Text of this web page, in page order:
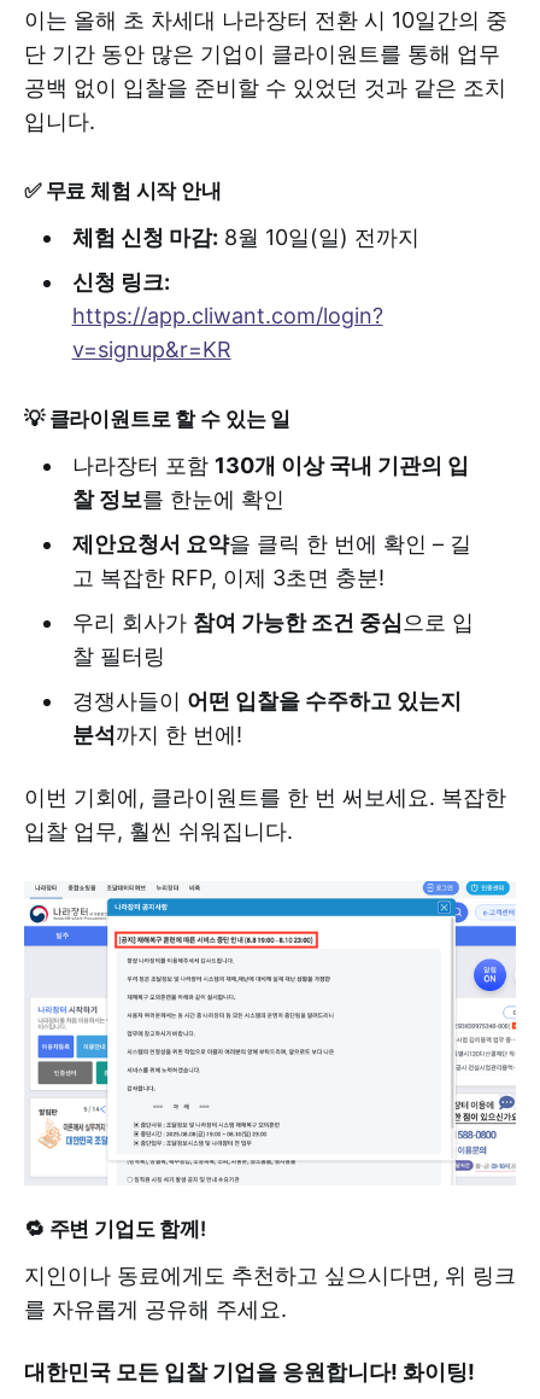
이는 올해 초 차세대 나라장터 전환 시 10일간의 중
단 기간 동안 많은 기업이 클라이원트를 통해 업무
공백 없이 입찰을 준비할 수 있었던 것과 같은 조치
입니다.
✅ 무료 체험 시작 안내
체험 신청 마감: 8월 10일(일) 전까지
신청 링크:
https://app.cliwant.com/login?
v=signup&r=KR
💡 클라이원트로 할 수 있는 일
나라장터 포함 130개 이상 국내 기관의 입
찰 정보를 한눈에 확인
제안요청서 요약을 클릭 한 번에 확인 – 길
고 복잡한 RFP, 이제 3초면 충분!
우리 회사가 참여 가능한 조건 중심 으로 입
찰 필터링
경쟁사들이 어떤 입찰을 수주하고 있는지
분석까지 한 번에!
이번 기회에, 클라이원트를 한 번 써보세요. 복잡한
입찰 업무, 훨씬 쉬워집니다.
🔁 주변 기업도 함께!
지인이나 동료에게도 추천하고 싶으시다면, 위 링크
를 자유롭게 공유해 주세요.
대한민국 모든 입찰 기업을 응원합니다! 화이팅!